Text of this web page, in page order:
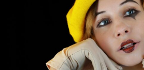
READ MORE